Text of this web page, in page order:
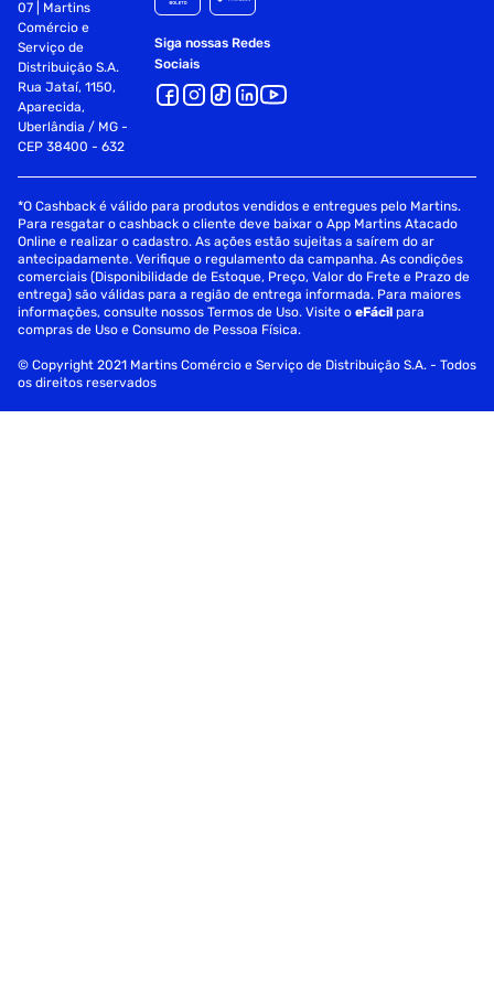
07 | Martins
Comércio e
Serviço de
Distribuição S.A.
Rua Jataí, 1150,
Aparecida,
Uberlândia / MG -
CEP 38400 - 632
Siga nossas Redes
Sociais
*O Cashback é válido para produtos vendidos e entregues pelo Martins.
Para resgatar o cashback o cliente deve baixar o App Martins Atacado
Online e realizar o cadastro. As ações estão sujeitas a saírem do ar
antecipadamente. Verifique o regulamento da campanha. As condições
comerciais (Disponibilidade de Estoque, Preço, Valor do Frete e Prazo de
entrega) são válidas para a região de entrega informada. Para maiores
informações, consulte nossos Termos de Uso. Visite oeFácil para
compras de Uso e Consumo de Pessoa Física.
© Copyright 2021 Martins Comércio e Serviço de Distribuição S.A. - Todos
os direitos reservados